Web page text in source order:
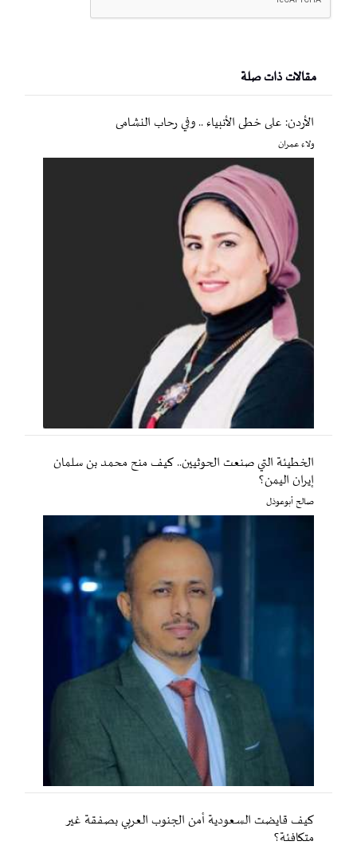
مقالات ذات صلة
الأردن: على خطى الأنبياء .. وفي رحاب النشامى
ولاء عمران
الخطيئة التي صنعت الحوثيين.. كيف منح محمد بن سلمان
إيران اليمن؟
صالح أبوعوذل
كيف قايضت السعودية أمن الجنوب العربي بصفقة غير
متكافئة؟